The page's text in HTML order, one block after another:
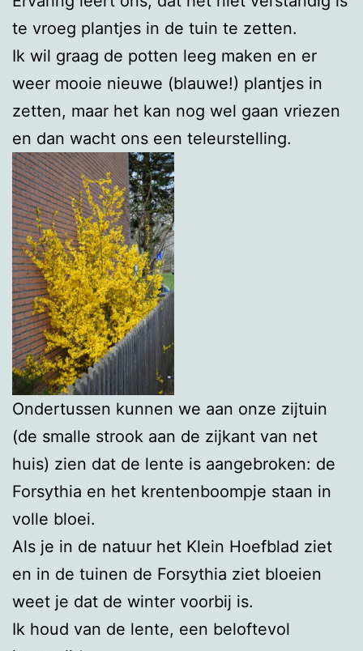
te vroeg plantjes in de tuin te zetten.
Ik wil graag de potten leeg maken en er
weer mooie nieuwe (blauwe!) plantjes in
zetten, maar het kan nog wel gaan vriezen
en dan wacht ons een teleurstelling.
Ondertussen kunnen we aan onze zijtuin
(de smalle strook aan de zijkant van net
huis) zien dat de lente is aangebroken: de
Forsythia en het krentenboompje staan in
volle bloei.
Als je in de natuur het Klein Hoefblad ziet
en in de tuinen de Forsythia ziet bloeien
weet je dat de winter voorbij is.
Ik houd van de lente, een beloftevol